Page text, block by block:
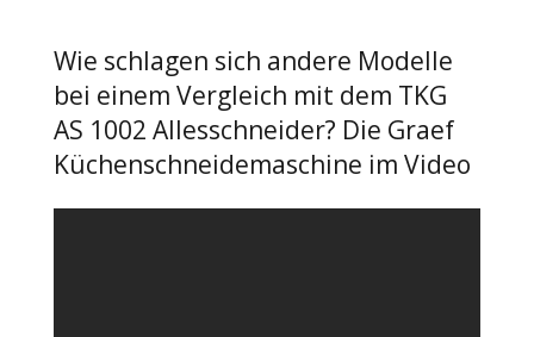
Wie schlagen sich andere Modelle
bei einem Vergleich mit dem TKG
AS 1002 Allesschneider? Die Graef
Küchenschneidemaschine im Video